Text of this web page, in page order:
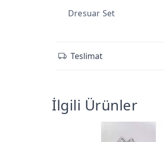
Dresuar Set
Teslimat
İlgili Ürünler